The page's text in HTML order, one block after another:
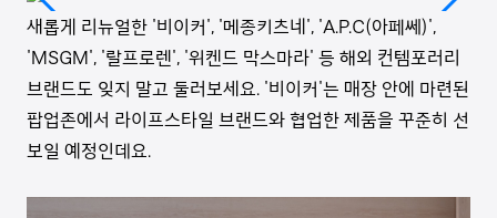
새롭게 리뉴얼한 '비이커', '메종키츠네', 'A.P.C(아페쎄)',
'MSGM', '랄프로렌', '위켄드 막스마라' 등 해외 컨템포러리
브랜드도 잊지 말고 둘러보세요. '비이커'는 매장 안에 마련된
팝업존에서 라이프스타일 브랜드와 협업한 제품을 꾸준히 선
보일 예정인데요.